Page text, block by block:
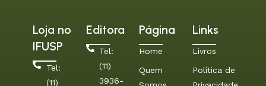
Loja no
IFUSP
Tel:
(11)
Editora
Tel:
(11)
3936-
Página
Home
Quem
Links
Livros
Política de